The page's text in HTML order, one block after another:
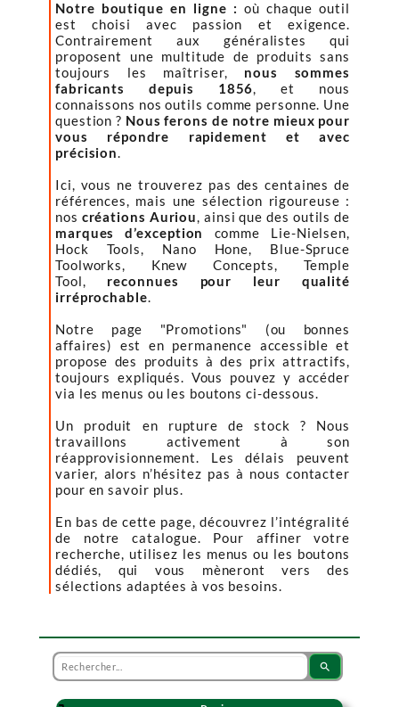
Notre boutique en ligne : où chaque outil
est choisi avec passion et exigence.
Contrairement aux généralistes qui
proposent une multitude de produits sans
toujours les maîtriser, nous sommes
fabricants depuis 1856, et nous
connaissons nos outils comme personne. Une
question ? Nous ferons de notre mieux pour
vous répondre rapidement et avec
précision.
Ici, vous ne trouverez pas des centaines de
références, mais une sélection rigoureuse :
nos créations Auriou, ainsi que des outils de
marques d’exception
comme Lie-Nielsen,
Hock Tools, Nano Hone, Blue-Spruce
Toolworks, Knew Concepts, Temple
Tool, reconnues pour leur qualité
irréprochable.
Notre page "Promotions" (ou bonnes
affaires) est en permanence accessible et
propose des produits à des prix attractifs,
toujours expliqués. Vous pouvez y accéder
via les menus ou les boutons ci-dessous.
Un produit en rupture de stock ? Nous
travaillons activement à son
réapprovisionnement. Les délais peuvent
varier, alors n’hésitez pas à nous contacter
pour en savoir plus.
En bas de cette page, découvrez l’intégralité
de notre catalogue. Pour affiner votre
recherche, utilisez les menus ou les boutons
dédiés, qui vous mèneront vers des
sélections adaptées à vos besoins.
search